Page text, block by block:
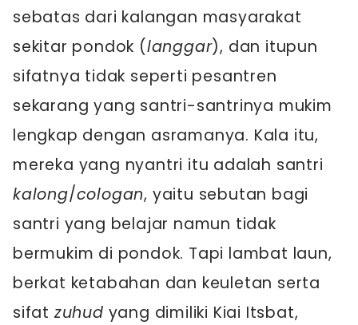
sebatas dari kalangan masyarakat
sekitar pondok (langgar), dan itupun
sifatnya tidak seperti pesantren
sekarang yang santri-santrinya mukim
lengkap dengan asramanya. Kala itu,
mereka yang nyantri itu adalah santri
kalong/cologan, yaitu sebutan bagi
santri yang belajar namun tidak
bermukim di pondok. Tapi lambat laun,
berkat ketabahan dan keuletan serta
sifat zuhud yang dimiliki Kiai Itsbat,